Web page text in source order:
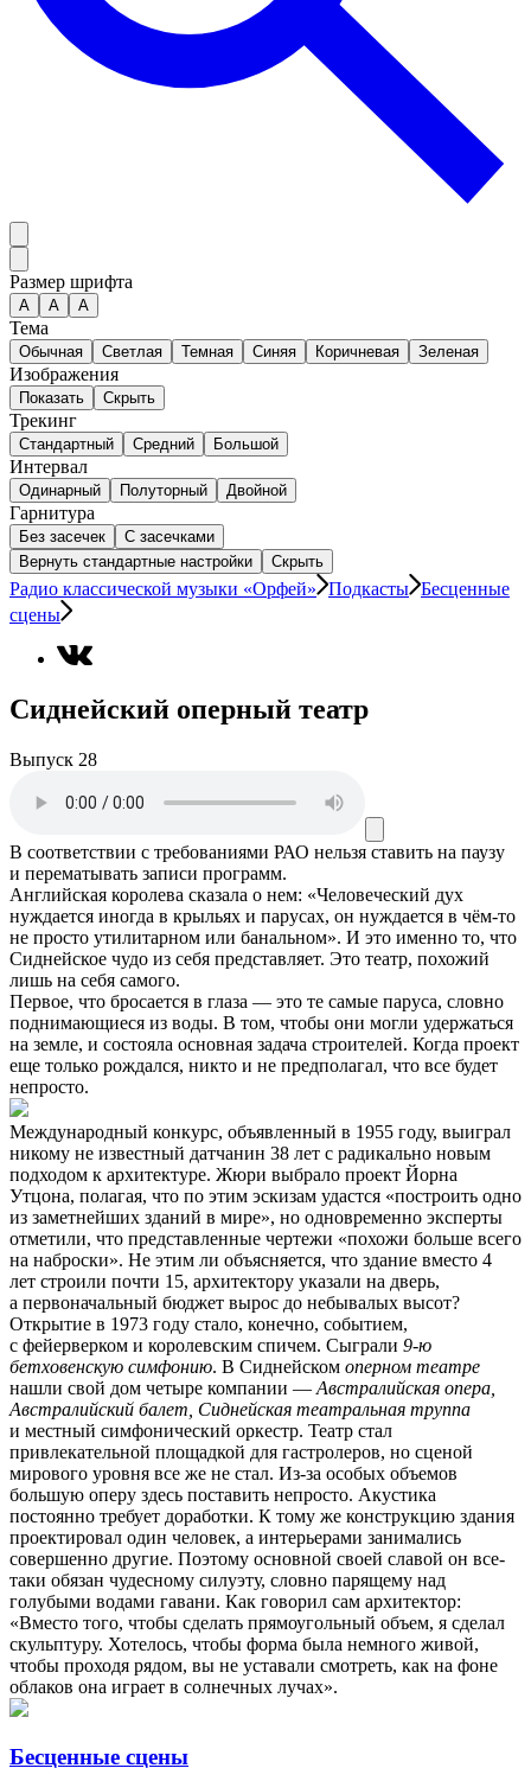
Размер шрифта
А A A
Тема
Обычная Светлая Темная Синяя Коричневая Зеленая
Изображения
Показать Скрыть
Трекинг
Стандартный Средний Большой
Интервал
Одинарный Полуторный Двойной
Гарнитура
Без засечек
С засечками
Вернуть стандартные настройки
Скрыть
Радио классической музыки «Орфей» Подкасты Бесценные
сцены
Сиднейский оперный театр
Выпуск 28
В соответствии с требованиями РАО нельзя ставить на паузу
и перематывать записи программ.
Английская королева сказала о нем: «Человеческий дух
нуждается иногда в крыльях и парусах, он нуждается в чём-то
не просто утилитарном или банальном». И это именно то, что
Сиднейское чудо из себя представляет. Это театр, похожий
лишь на себя самого.
Первое, что бросается в глаза — это те самые паруса, словно
поднимающиеся из воды. В том, чтобы они могли удержаться
на земле, и состояла основная задача строителей. Когда проект
еще только рождался, никто и не предполагал, что все будет
непросто.
Международный конкурс, объявленный в 1955 году, выиграл
никому не известный датчанин 38 лет с радикально новым
подходом к архитектуре. Жюри выбрало проект Йорна
Утцона, полагая, что по этим эскизам удастся «построить одно
из заметнейших зданий в мире», но одновременно эксперты
отметили, что представленные чертежи «похожи больше всего
на наброски». Не этим ли объясняется, что здание вместо 4
лет строили почти 15, архитектору указали на дверь,
а первоначальный бюджет вырос до небывалых высот?
Открытие в 1973 году стало, конечно, событием,
с фейерверком и королевским спичем. Сыграли 9-ю
бетховенскую симфонию. В Сиднейском оперном театре
нашли свой дом четыре компании — Австралийская опера,
Австралийский балет, Сиднейская театральная труппа
и местный симфонический оркестр. Театр стал
привлекательной площадкой для гастролеров, но сценой
мирового уровня все же не стал. Из-за особых объемов
большую оперу здесь поставить непросто. Акустика
постоянно требует доработки. К тому же конструкцию здания
проектировал один человек, а интерьерами занимались
совершенно другие. Поэтому основной своей славой он все-
таки обязан чудесному силуэту, словно парящему над
голубыми водами гавани. Как говорил сам архитектор:
«Вместо того, чтобы сделать прямоугольный объем, я сделал
скульптуру. Хотелось, чтобы форма была немного живой,
чтобы проходя рядом, вы не уставали смотреть, как на фоне
облаков она играет в солнечных лучах».
Бесценные сцены